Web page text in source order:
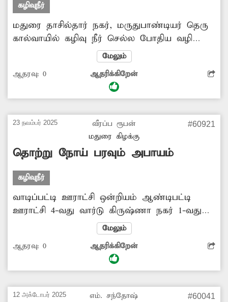
கழிவுநீர்
மதுரை தாசில்தார் நகர், மருதுபாண்டியர் தெரு
கால்வாயில் கழிவு நீர் செல்ல போதிய வழி
இல்லாமல் குப்பைகள் குவிந்து கிடக்கிறது.
இதனால் கழிவு நீர் அதிகளவில் தேங்கி சுகாதார
சீர்கேடு ஏற்படுவதுடன் கொசு உற்பத்தி
அதிகரிக்கின்றது. எனவே சம்பந்தப்பட்ட
அகற்ற நடவடிக்கை எடுக்க வேண்டும்....
மேலும்
ஆதரவு: 0 ஆதரிக்கிறேன்
23 நவம்பர் 2025
வீரப்ப ரூபன்
மதுரை கிழக்கு
#60921
தொற்று நோய் பரவும் அபாயம்
கழிவுநீர்
வாடிப்பட்டி ஊராட்சி ஒன்றியம் ஆண்டிபட்டி
ஊராட்சி 4-வது வார்டு கிருஷ்ணா நகர் 1-வது
தெரு பகுதியில் கழிவுநீர் செல்வதற்கு போதிய
கால்வாய் வசதி இல்லை. இதனால் கழிவுநீர்
செல்ல வழியின்றி சாலையில் தேங்கி
போன்று தொற்றுநோய் பரவும் அபாயமும்
மேலும்
ஆதரவு: 0 ஆதரிக்கிறேன்
12 அக்டோபர் 2025
எம். சந்தோஷ்
#60041